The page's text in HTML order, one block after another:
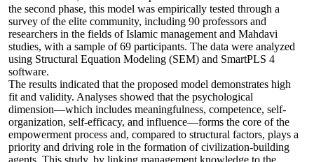
the second phase, this model was empirically tested through a
survey of the elite community, including 90 professors and
researchers in the fields of Islamic management and Mahdavi
studies, with a sample of 69 participants. The data were analyzed
using Structural Equation Modeling (SEM) and SmartPLS 4
software.
The results indicated that the proposed model demonstrates high
fit and validity. Analyses showed that the psychological
dimension—which includes meaningfulness, competence, self-
organization, self-efficacy, and influence—forms the core of the
empowerment process and, compared to structural factors, plays a
priority and driving role in the formation of civilization-building
agents. This study, by linking management knowledge to the